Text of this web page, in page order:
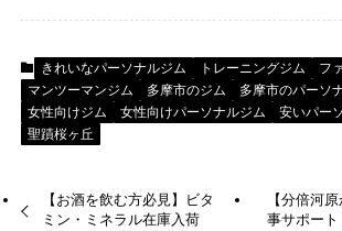
きれいなパーソナルジム トレーニングジム
フ
マンツーマンジム
多摩市のジム
多摩市のパーソ
女性向けジム
女性向けパーソナルジム
安いパー
聖蹟桜ヶ丘
【お酒を飲む方必見】ビタ
ミン・ミネラル在庫入荷
【分倍河
事サポート